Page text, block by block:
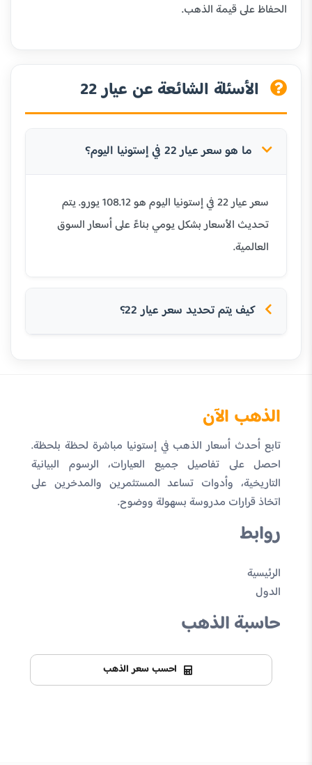
الحفاظ على قيمة الذهب.
الأسئلة الشائعة عن عيار 22
ما هو سعر عيار 22 في إستونيا اليوم؟
سعر عيار 22 في إستونيا اليوم هو 108.12 يورو. يتم
تحديث الأسعار بشكل يومي بناءً على أسعار السوق
العالمية.
كيف يتم تحديد سعر عيار 22؟
الذهب الآن
تابع أحدث أسعار الذهب في إستونيا مباشرة لحظة بلحظة.
احصل على تفاصيل جميع العيارات، الرسوم البيانية
التاريخية، وأدوات تساعد المستثمرين والمدخرين على
اتخاذ قرارات مدروسة بسهولة ووضوح.
روابط
الرئيسية
الدول
حاسبة الذهب
احسب سعر الذهب